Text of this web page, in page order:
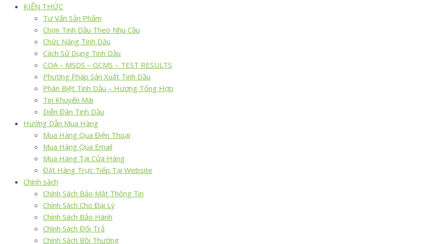
KIẾN THỨC
Tư Vấn Sản Phẩm
Chọn Tinh Dầu Theo Nhu Cầu
Chức Năng Tinh Dầu
Cách Sử Dụng Tinh Dầu
COA – MSDS – GCMS – TEST RESULTS
Phương Pháp Sản Xuất Tinh Dầu
Phân Biệt Tinh Dầu – Hương Tổng Hợp
Tin Khuyến Mãi
Diễn Đàn Tinh Dầu
Hướng Dẫn Mua Hàng
Mua Hàng Qua Điện Thoại
Mua Hàng Qua Email
Mua Hàng Tại Cửa Hàng
Đặt Hàng Trực Tiếp Tại Website
Chính sách
Chính Sách Bảo Mật Thông Tin
Chính Sách Cho Đại Lý
Chính Sách Bảo Hành
Chính Sách Đổi Trả
Chính Sách Bồi Thường